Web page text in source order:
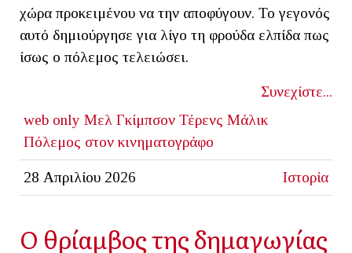
χώρα προκειμένου να την αποφύγουν. Το γεγονός
αυτό δημιούργησε για λίγο τη φρούδα ελπίδα πως
ίσως ο πόλεμος τελειώσει.
Συνεχίστε...
web only Μελ Γκίμπσον Τέρενς Μάλικ
Πόλεμος στον κινηματογράφο
28 Απριλίου 2026 Ιστορία
Ο θρίαμβος της δημαγωγίας